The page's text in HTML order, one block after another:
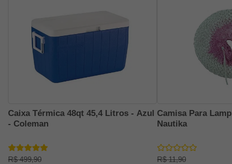
Caixa Térmica 48qt 45,4 Litros - Azul
- Coleman
R$ 499,90
Camisa Para
Nautika
R$ 11,90